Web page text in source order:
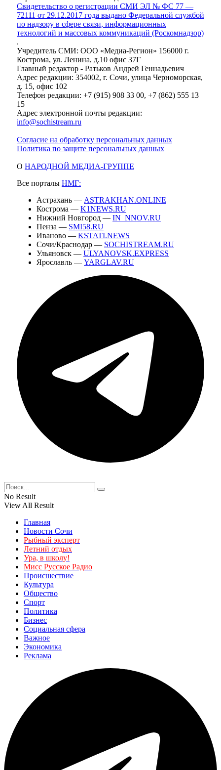
Свидетельство о регистрации СМИ ЭЛ № ФС 77 —
72111 от 29.12.2017 года выдано Федеральной службой
по надзору в сфере связи, информационных
технологий и массовых коммуникаций (Роскомнадзор)
.
Учредитель СМИ: ООО «Медиа-Регион» 156000 г.
Кострома, ул. Ленина, д.10 офис 37Г
Главный редактор - Ратьков Андрей Геннадьевич
Адрес редакции: 354002, г. Сочи, улица Черноморская,
д. 15, офис 102
Телефон редакции: +7 (915) 908 33 00, +7 (862) 555 13
15
Адрес электронной почты редакции:
info@sochistream.ru
Согласие на обработку персональных данных
Политика по защите персональных данных
О НАРОДНОЙ МЕДИА-ГРУППЕ
Все порталы НМГ:
Астрахань — ASTRAKHAN.ONLINE
Кострома — K1NEWS.RU
Нижний Новгород — IN_NNOV.RU
Пенза — SMI58.RU
Иваново — KSTATI.NEWS
Сочи/Краснодар — SOCHISTREAM.RU
Ульяновск — ULYANOVSK.EXPRESS
Ярославль — YARGLAV.RU
No Result
View All Result
Главная
Новости Сочи
Рыбный эксперт
Летний отдых
Ура, в школу!
Мисс Русское Радио
Происшествие
Культура
Общество
Спорт
Политика
Бизнес
Социальная сфера
Важное
Экономика
Реклама